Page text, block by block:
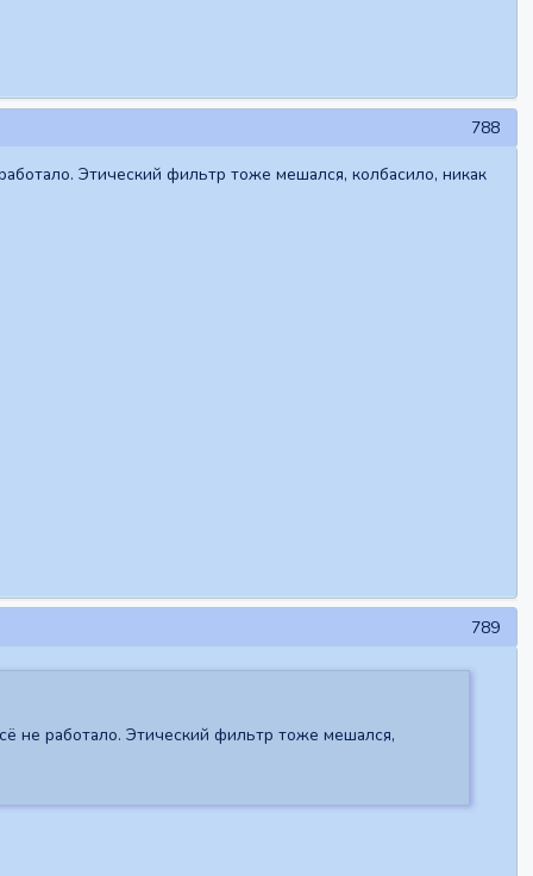
788
Этический фильтр тоже мешался, колбасило, никак
789
не работало. Этический фильтр тоже мешался,